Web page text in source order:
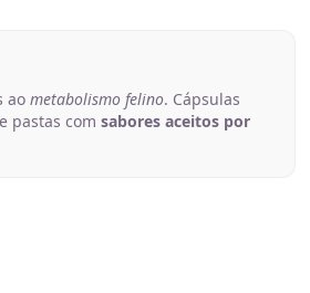
aometabolismo felino. Cápsulas
pastas comsabores aceitos por